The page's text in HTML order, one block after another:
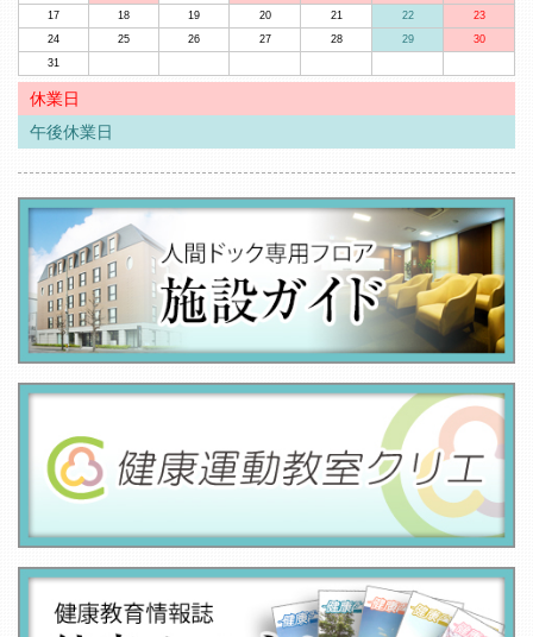
17
18 19 20 21 22
23
24
25 26 27 28 29
30
31
休業日
午後休業日